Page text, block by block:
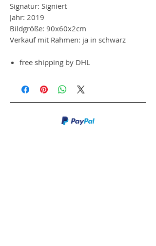
Signatur: Signiert
Jahr: 2019
Bildgröße: 90x60x2cm
Verkauf mit Rahmen: ja in schwarz
free shipping by DHL